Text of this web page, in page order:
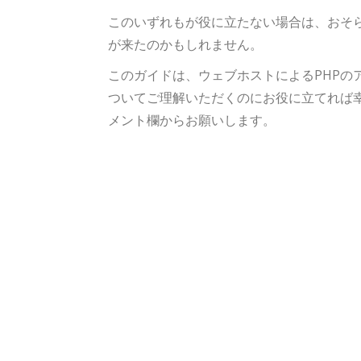
このいずれもが役に立たない場合は、お
が来たのかもしれません。
このガイドは、ウェブホストによるPHP
ついてご理解いただくのにお役に立てれ
メント欄からお願いします。